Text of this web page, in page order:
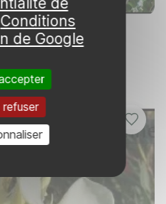
Conditions
de Google